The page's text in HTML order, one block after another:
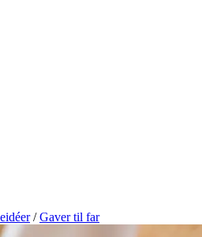
/Gaver til far